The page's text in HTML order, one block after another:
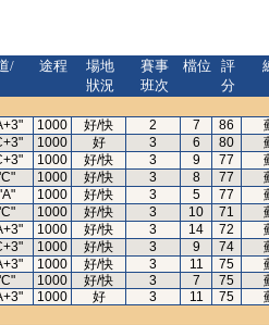
/
途程
場地
狀況
賽事
班次
檔位
評
分
1000 好/快 2 7 86
1000 好 3 6 80
1000 好/快 3 9 77
1000 好/快 3 8 77
1000 好/快 3 5 77
1000 好/快 3 10 71
1000 好/快 3 14 72
1000 好/快 3 9 74
1000 好/快 3 11 75
1000 好/快 3 7 75
1000 好 3 11 75